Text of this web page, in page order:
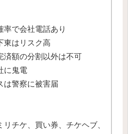
率で会社電話あり
東はリスク高
済額の分割以外は不可
に鬼電
は警察に被害届
リチケ、買い券、チケヘブ、